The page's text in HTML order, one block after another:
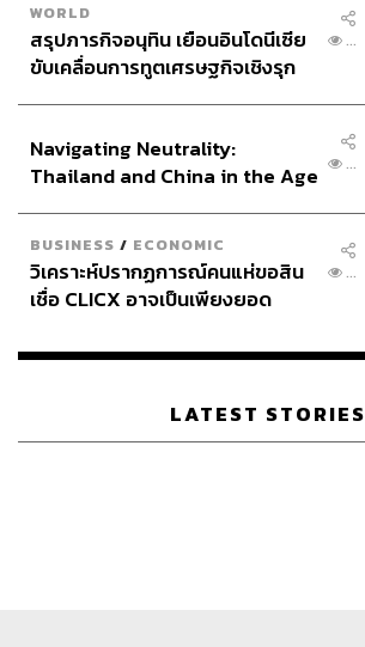
WORLD
สรุปภารกิจอนุทิน เยือนอินโดนีเซีย
ขับเคลื่อนการทูตเศรษฐกิจเชิงรุก
...
Navigating Neutrality:
Thailand and China in the Age
...
BUSINESS / ECONOMIC
วิเคราะห์ปรากฏการณ์คนแห่ขอสิน
เชื่อ CLICX อาจเป็นเพียงยอด
เรือนไทยที่ถูกซุกไว้
...
LATEST STORIES